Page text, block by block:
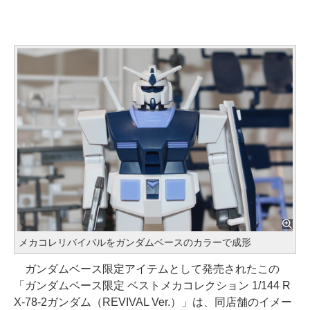
メカコレリバイバルをガンダムベースのカラーで成形
ガンダムベース限定アイテムとして発売されたこの
「ガンダムベース限定 ベストメカコレクション 1/144 R
X-78-2ガンダム（REVIVAL Ver.）」は、同店舗のイメー